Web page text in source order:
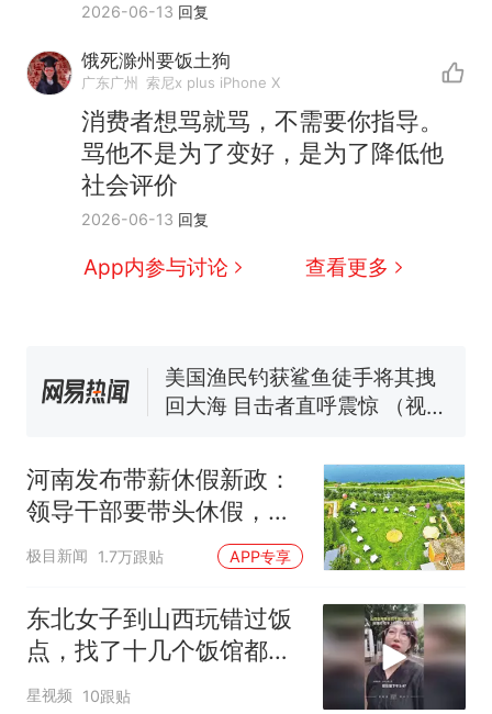
2026-06-13 回复
饿死滁州要饭土狗
广东广州 索尼x plus iPhone X
消费者想骂就骂，不需要你指导。
骂他不是为了变好，是为了降低他
社会评价
2026-06-13 回复
App内参与讨论 查看更多
热 西班牙飞地休达边境，摩洛
哥士兵搬起大石块投向移民引
争议，此前一天内数万人从摩
洛哥涌入西班牙
新
费大厨“全国小炒肉大王”称
号，仅凭视频评出？中国烹饪
协会回应
男子上山采菌偶然发现鸡枞菌
窝，原地守1天等它长大：挖了
140多朵
美国一场追捕行动中，一男子
在车辆行驶中爬上车顶跳舞。
（新京报）
笔试第一被第二名传话劝弃考
来源：参考消息）
热 西班牙飞地休达边境，摩洛
哥士兵搬起大石块投向移民引
洛哥涌入西班牙
河南发布带薪休假新政：
领导干部要带头休假，推
动全员应休尽休、休满休
足；鼓励3-7天弹性长
假，构建“周五半天+周末
+年假”短途度假模式
极目新闻 1.7万跟贴 APP专享
东北女子到山西玩错过饭
点，找了十几个饭馆都没
开门：午休到几点
星视频 10跟贴